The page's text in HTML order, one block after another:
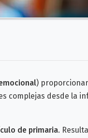
)
complejas desde la
de primaria.